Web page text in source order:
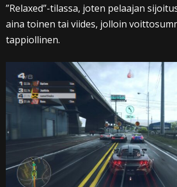
”Relaxed”-tilassa, joten pelaajan
aina toinen tai viides, jolloin
tappiollinen.